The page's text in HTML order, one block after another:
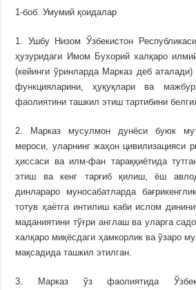
1-боб. Умумий қоидалар
1. Ушбу Низом Ўзбекистон
ҳузуридаги Имом Бухорий халқаро
(кейинги ўринларда Марказ деб
функцияларини, ҳуқуқлари ва
фаолиятини ташкил этиш тартибини
2. Марказ мусулмон дунёси буюк
мероси, уларнинг жаҳон цивилизацияси
ҳиссаси ва илм-фан тараққиётида
этиш ва кенг тарғиб қилиш, ёш
динлараро муносабатларда
тотув ҳаётга интилиш каби ислом
маданиятини тўғри англаш ва уларга
халқаро миқёсдаги ҳамкорлик ва ўзаро
мақсадида ташкил этилган.
3. Марказ ўз фаолиятида